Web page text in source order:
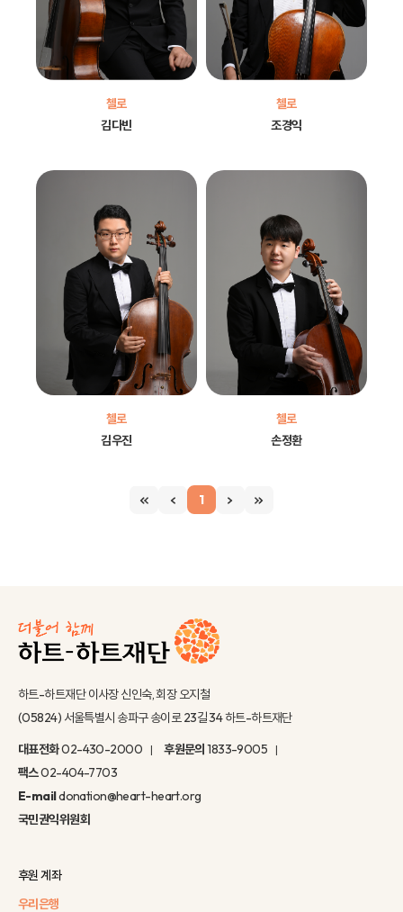
첼로
김다빈
첼로
조경익
첼로
김우진
첼로
손정환
1
하트-하트재단 이사장 신인숙, 회장 오지철
(05824) 서울특별시 송파구 송이로 23길 34 하트-하트재단
대표전화02-430-2000 후원문의1833-9005
팩스02-404-7703
E-maildonation@heart-heart.org
국민권익위원회
후원 계좌
우리은행